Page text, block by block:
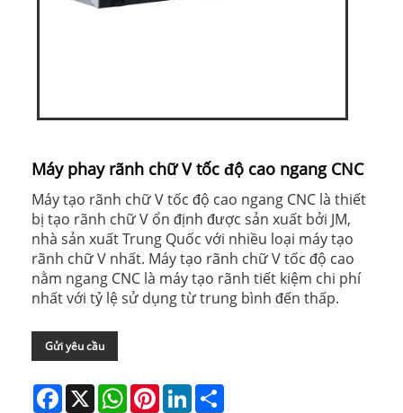
Máy phay rãnh chữ V tốc độ cao ngang CNC
Máy tạo rãnh chữ V tốc độ cao ngang CNC là thiết
bị tạo rãnh chữ V ổn định được sản xuất bởi JM,
nhà sản xuất Trung Quốc với nhiều loại máy tạo
rãnh chữ V nhất. Máy tạo rãnh chữ V tốc độ cao
nằm ngang CNC là máy tạo rãnh tiết kiệm chi phí
nhất với tỷ lệ sử dụng từ trung bình đến thấp.
Gửi yêu cầu
Facebook
X WhatsAppPinterestLinkedIn